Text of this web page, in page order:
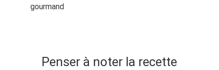
gourmand
Penser à noter la recette